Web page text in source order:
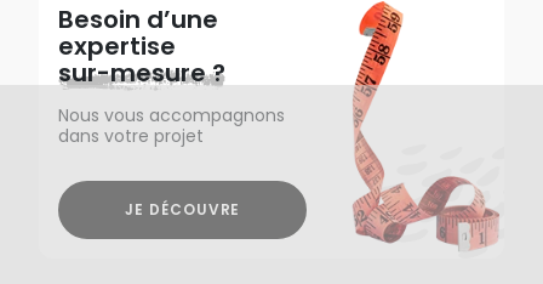
Besoin d’une
expertise
sur-mesure ?
Nous vous accompagnons
dans votre projet
JE DÉCOUVRE